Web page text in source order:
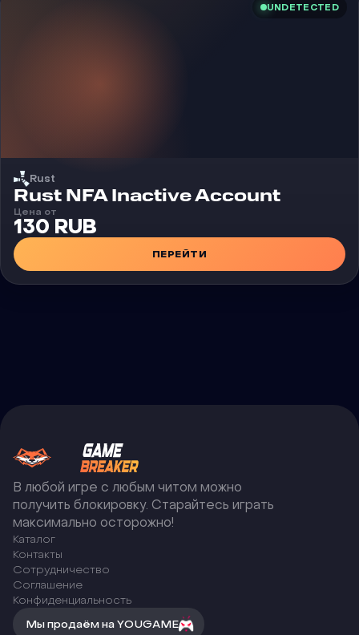
UNDETECTED
Rust
Rust NFA Inactive Account
Цена от
130 RUB
ПЕРЕЙТИ
В любой игре с любым читом можно
получить блокировку. Старайтесь играть
максимально осторожно!
Каталог
Контакты
Сотрудничество
Соглашение
Конфиденциальность
Мы продаём на YOUGAME